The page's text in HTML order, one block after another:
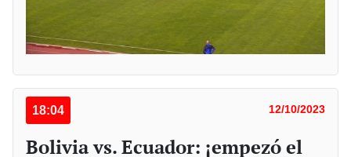
18:04 12/10/2023
Bolivia vs. Ecuador: ¡empezó el